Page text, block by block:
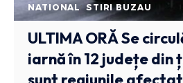
NATIONAL STIRI BUZAU
ULTIMA ORĂSe
iarnă în 12 județe din